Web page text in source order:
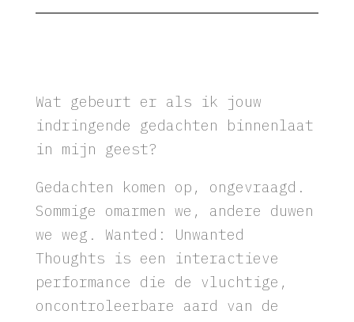
Wat gebeurt er als ik jouw
indringende gedachten binnenlaat
in mijn geest?
Gedachten komen op, ongevraagd.
Sommige omarmen we, andere duwen
we weg. Wanted: Unwanted
Thoughts is een interactieve
performance die de vluchtige,